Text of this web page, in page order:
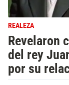
REALEZA
Revelaron
del rey
por su